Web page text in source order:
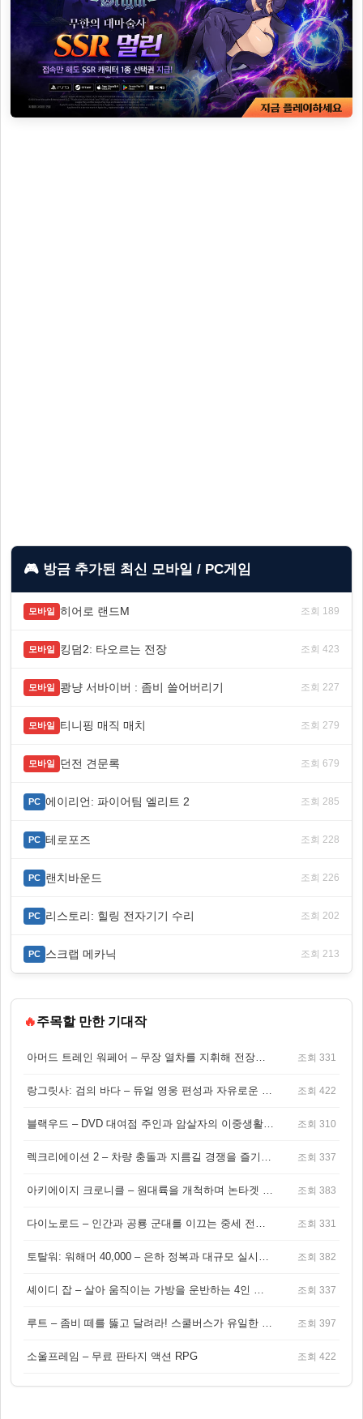
🎮 방금 추가된 최신 모바일 / PC게임
모바일 히어로 랜드M 조회 189
모바일 킹덤2: 타오르는 전장 조회 423
모바일 쾅냥 서바이버 : 좀비 쓸어버리기 조회 227
모바일 티니핑 매직 매치 조회 279
모바일 던전 견문록 조회 679
PC 에이리언: 파이어팀 엘리트 2 조회 285
PC 테로포즈 조회 228
PC 랜치바운드 조회 226
PC 리스토리: 힐링 전자기기 수리 조회 202
PC 스크랩 메카닉 조회 213
🔥주목할 만한 기대작
아머드 트레인 워페어 – 무장 열차를 지휘해 전장을 돌파하는 생존 전투 게임 조회 331
랑그릿사: 검의 바다 – 듀얼 영웅 편성과 자유로운 탐험을 결합한 판타지 전략 RPG 조회 422
블랙우드 – DVD 대여점 주인과 암살자의 이중생활을 그린 3인칭 액션 스릴러 게임 조회 310
렉크리에이션 2 – 차량 충돌과 지름길 경쟁을 즐기는 오픈월드 아케이드 레이싱 게임 조회 337
아키에이지 크로니클 – 원대륙을 개척하며 논타겟 전투를 즐기는 오픈월드 MMORPG 조회 383
다이노로드 – 인간과 공룡 군대를 이끄는 중세 전략 액션 RPG 조회 331
토탈워: 워해머 40,000 – 은하 정복과 대규모 실시간 전투가 결합된 전략 게임! 조회 382
셰이디 잡 – 살아 움직이는 가방을 운반하는 4인 협동 물리 어드벤처 게임 조회 337
루트 – 좀비 떼를 뚫고 달려라! 스쿨버스가 유일한 집이 되는 4인 협동 생존 게임 조회 397
소울프레임 – 무료 판타지 액션 RPG 조회 422